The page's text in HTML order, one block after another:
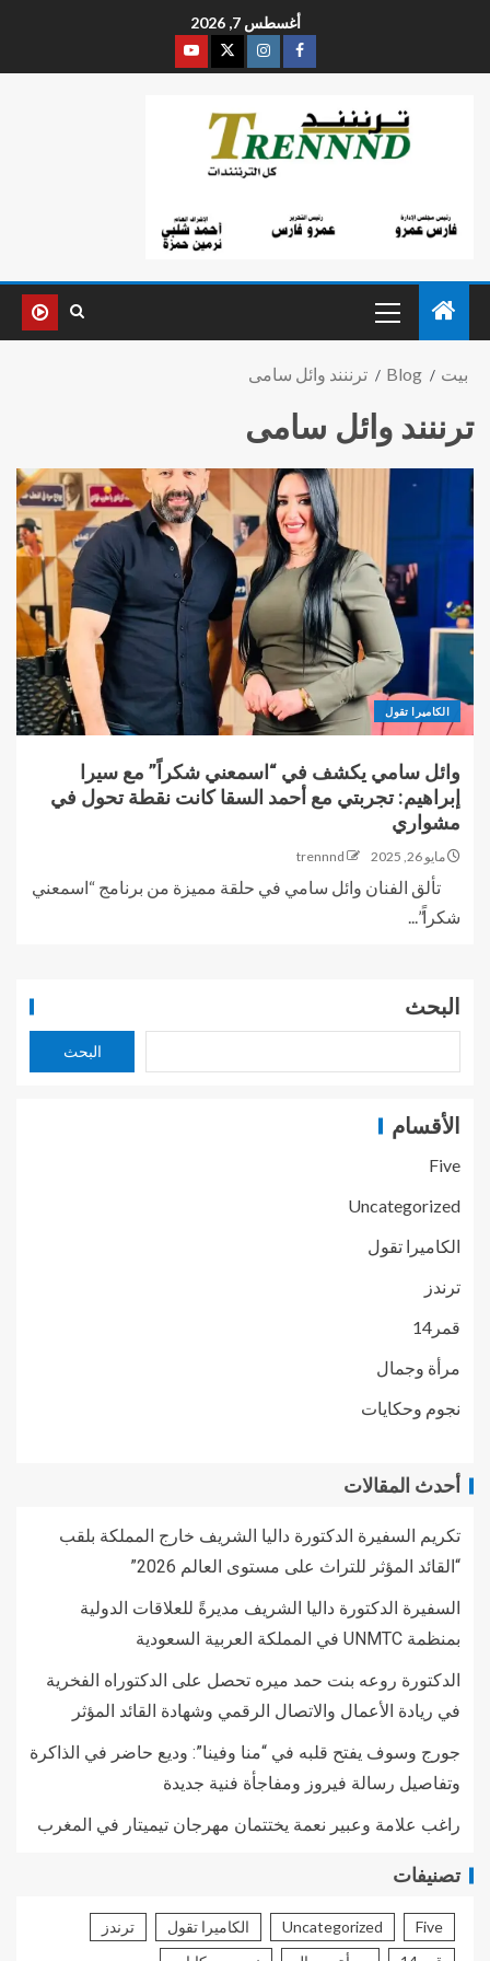
أغسطس 7, 2026
بيت Blog ترننند وائل سامى
ترننند وائل سامى
الكاميرا تقول
وائل سامي يكشف في “اسمعني شكراً” مع سيرا
إبراهيم: تجربتي مع أحمد السقا كانت نقطة تحول في
مشواري
مايو 26, 2025 trennnd
تألق الفنان وائل سامي في حلقة مميزة من برنامج “اسمعني
شكراً”...
البحث
البحث
الأقسام
Five
Uncategorized
الكاميرا تقول
ترندز
قمر14
مرأة وجمال
نجوم وحكايات
أحدث المقالات
تكريم السفيرة الدكتورة داليا الشريف خارج المملكة بلقب
“القائد المؤثر للتراث على مستوى العالم 2026”
السفيرة الدكتورة داليا الشريف مديرةً للعلاقات الدولية
بمنظمة UNMTC في المملكة العربية السعودية
الدكتورة روعه بنت حمد ميره تحصل على الدكتوراه الفخرية
في ريادة الأعمال والاتصال الرقمي وشهادة القائد المؤثر
جورج وسوف يفتح قلبه في “منا وفينا”: وديع حاضر في الذاكرة
وتفاصيل رسالة فيروز ومفاجأة فنية جديدة
راغب علامة وعبير نعمة يختتمان مهرجان تيميتار في المغرب
تصنيفات
Five
Uncategorized الكاميرا تقول
ترندز